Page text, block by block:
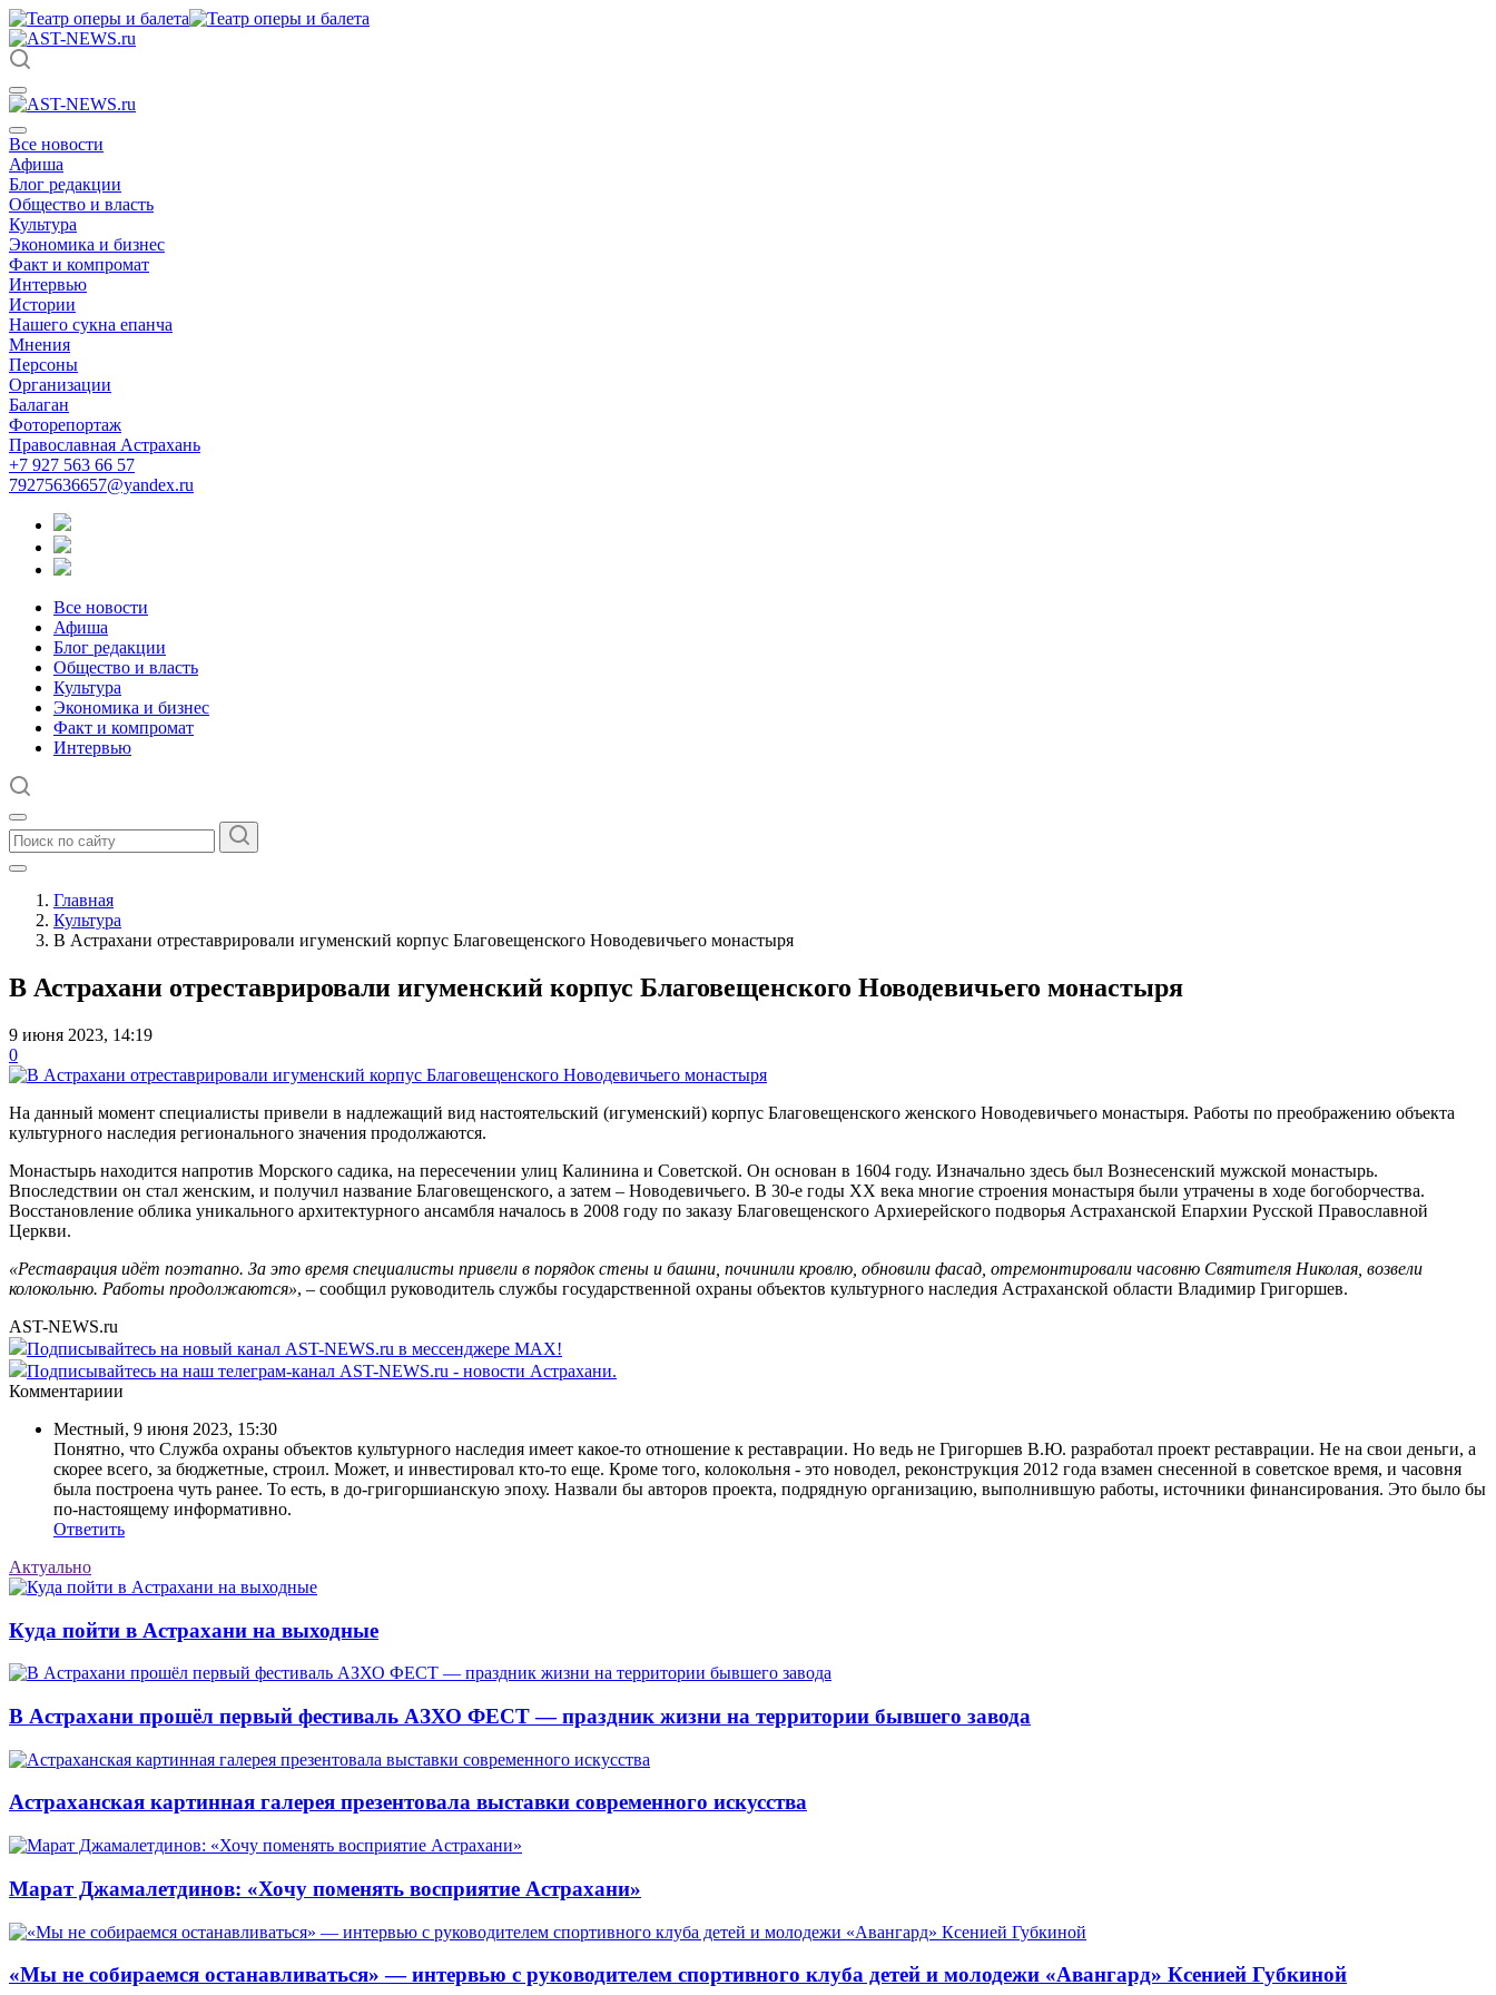
Все новости
Афиша
Блог редакции
Общество и власть
Культура
Экономика и бизнес
Факт и компромат
Интервью
Истории
Нашего сукна епанча
Мнения
Персоны
Организации
Балаган
Фоторепортаж
Православная Астрахань
+7 927 563 66 57
79275636657@yandex.ru
Все новости
Афиша
Блог редакции
Общество и власть
Культура
Экономика и бизнес
Факт и компромат
Интервью
Главная
Культура
В Астрахани отреставрировали игуменский корпус Благовещенского Новодевичьего монастыря
В Астрахани отреставрировали игуменский корпус Благовещенского Новодевичьего монастыря
9 июня 2023, 14:19
0
На данный момент специалисты привели в надлежащий вид настоятельский (игуменский) корпус Благовещенского женского Новодевичьего монастыря. Работы по преображению объекта
культурного наследия регионального значения продолжаются.
Монастырь находится напротив Морского садика, на пересечении улиц Калинина и Советской. Он основан в 1604 году. Изначально здесь был Вознесенский мужской монастырь.
Впоследствии он стал женским, и получил название Благовещенского, а затем – Новодевичьего. В 30-е годы ХХ века многие строения монастыря были утрачены в ходе богоборчества.
Восстановление облика уникального архитектурного ансамбля началось в 2008 году по заказу Благовещенского Архиерейского подворья Астраханской Епархии Русской Православной
Церкви.
«Реставрация идёт поэтапно. За это время специалисты привели в порядок стены и башни, починили кровлю, обновили фасад, отремонтировали часовню Святителя Николая, возвели
колокольню. Работы продолжаются», – сообщил руководитель службы государственной охраны объектов культурного наследия Астраханской области Владимир Григоршев.
AST-NEWS.ru
Подписывайтесь на новый канал AST-NEWS.ru в мессенджере MAX!
Подписывайтесь на наш телеграм-канал AST-NEWS.ru - новости Астрахани.
Комментариии
Местный, 9 июня 2023, 15:30
Понятно, что Служба охраны объектов культурного наследия имеет какое-то отношение к реставрации. Но ведь не Григоршев В.Ю. разработал проект реставрации. Не на свои деньги, а
скорее всего, за бюджетные, строил. Может, и инвестировал кто-то еще. Кроме того, колокольня - это новодел, реконструкция 2012 года взамен снесенной в советское время, и часовня
была построена чуть ранее. То есть, в до-григоршианскую эпоху. Назвали бы авторов проекта, подрядную организацию, выполнившую работы, источники финансирования. Это было бы
по-настоящему информативно.
Ответить
Актуально
Куда пойти в Астрахани на выходные
В Астрахани прошёл первый фестиваль АЗХО ФЕСТ — праздник жизни на территории бывшего завода
Астраханская картинная галерея презентовала выставки современного искусства
Марат Джамалетдинов: «Хочу поменять восприятие Астрахани»
«Мы не собираемся останавливаться» — интервью с руководителем спортивного клуба детей и молодежи «Авангард» Ксенией Губкиной